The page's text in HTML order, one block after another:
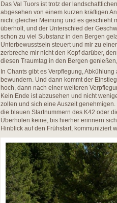
Das Val Tuors ist trotz der
abgesehen von einem kurzen kräftigen
nicht gleicher Meinung und es geschieht
überholt, und der Unterschied der
schon zu viel Substanz in den Bergen
Unterbewusstsein steuert und mir zu
zerbreche mir nicht den Kopf darüber,
diesen Traumtag in den Bergen
In Chants gibt es Verpflegung,
bewundern. Und dann kommt der
hoch, dann nach einer weiteren
Kein Ende ist abzusehen und nicht
zollen und sich eine Auszeit
die blauen Startnummern des K42 oder
Überholen keine, bis hierher erinnern
Hinblick auf den Frühstart, kommuniziert